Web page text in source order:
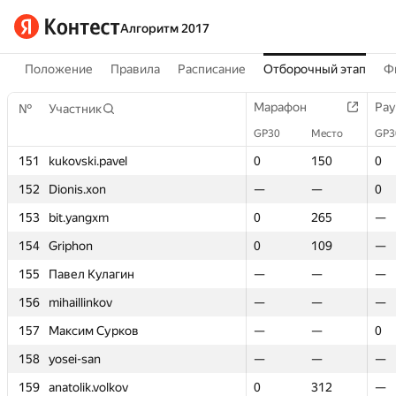
Алгоритм 2017
Положение Правила Расписание Отборочный этап
№ Участник Марафон
GP30 Место
151 kukovski.pavel 0 150
0
152
Dionis.xon — —
0
153
bit.yangxm 0 265
—
154
Griphon 0 109
—
155
Павел Кулагин — —
—
156
mihaillinkov — —
—
157
Максим Сурков — —
0
158
yosei-san — —
—
159
anatolik.volkov 0 312
—
№ Участник Марафон
GP30 Место
151 kukovski.pavel 0 150
0
152
Dionis.xon — —
0
153
bit.yangxm 0 265
—
154
Griphon 0 109
—
155
Павел Кулагин — —
—
156
mihaillinkov — —
—
157
Максим Сурков — —
0
158
yosei-san — —
—
159
anatolik.volkov 0 312
—